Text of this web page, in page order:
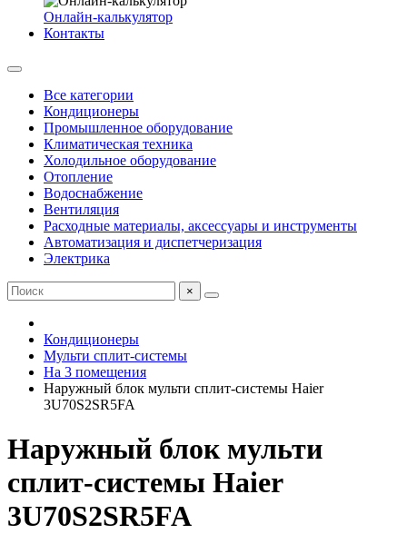
Онлайн-калькулятор
Контакты
Все категории
Кондиционеры
Промышленное оборудование
Климатическая техника
Холодильное оборудование
Отопление
Водоснабжение
Вентиляция
Расходные материалы, аксессуары и инструменты
Автоматизация и диспетчеризация
Электрика
×
Кондиционеры
Мульти сплит-системы
На 3 помещения
Наружный блок мульти сплит-системы Haier
3U70S2SR5FA
Наружный блок мульти
сплит-системы Haier
3U70S2SR5FA